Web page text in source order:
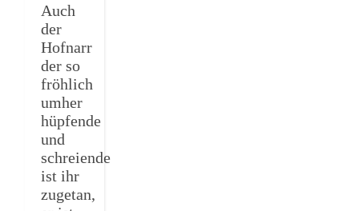
Auch
der
Hofnarr
der so
fröhlich
umher
hüpfende
und
schreiende
ist ihr
zugetan,